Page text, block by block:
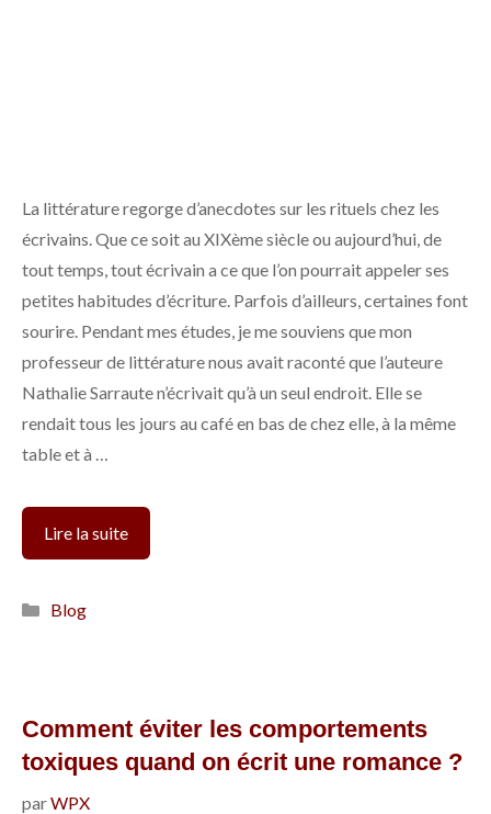
La littérature regorge d’anecdotes sur les rituels chez les
écrivains. Que ce soit au XIXème siècle ou aujourd’hui, de
tout temps, tout écrivain a ce que l’on pourrait appeler ses
petites habitudes d’écriture. Parfois d’ailleurs, certaines font
sourire. Pendant mes études, je me souviens que mon
professeur de littérature nous avait raconté que l’auteure
Nathalie Sarraute n’écrivait qu’à un seul endroit. Elle se
rendait tous les jours au café en bas de chez elle, à la même
table et à …
Lire la suiteLes
5
vont
votre
Catégories
Blog
Comment éviter les comportements
toxiques quand on écrit une romance ?
parWPX